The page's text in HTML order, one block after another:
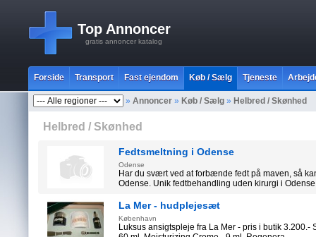
Top Annoncer
gratis annoncer katalog
Forside Transport Fast ejendom Køb / Sælg Tjeneste
» Annoncer » Køb / Sælg » Helbred / Skønhed
Helbred / Skønhed
Fedtsmeltning i Odense
Odense
Har du svært ved at forbænde fedt på maven, så
Odense. Unik fedtbehandling uden kirurgi i
La Mer - hudplejesæt
København
Luksus ansigtspleje fra La Mer - pris i butik